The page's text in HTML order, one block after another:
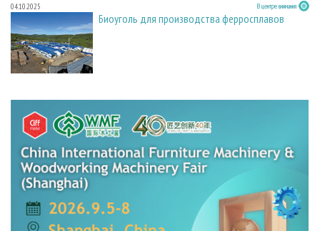
04.10.2025 В центре внимания
Биоуголь для производства ферросплавов